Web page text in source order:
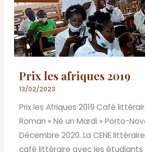
Prix les afriques 2019
13/02/2023
Prix les Afriques 2019 Café
Roman « Né un Mardi » Porto-
Décembre 2020. La CENE
café littéraire avec les étudiants
afriques
2019